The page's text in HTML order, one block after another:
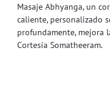
Masaje Abhyanga, un
caliente, personalizado
profundamente, mejora
Cortesía Somatheeram.